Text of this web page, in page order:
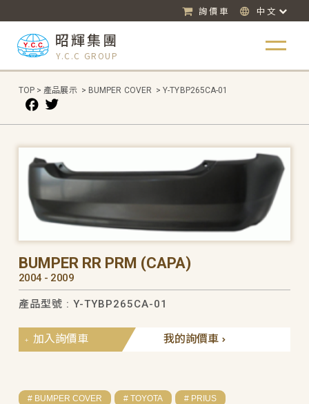
詢價車 中文
昭輝集團
Y.C.C GROUP
TOP > 產品展示 > BUMPER COVER > Y-TYBP265CA-01
BUMPER RR PRM (CAPA)
2004 - 2009
產品型號 : Y-TYBP265CA-01
我的詢價車
加入詢價車
# BUMPER COVER # TOYOTA # PRIUS